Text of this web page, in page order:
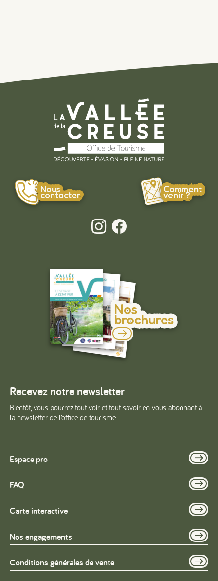
Nous
contacter
Comment
venir ?
Nos
brochures
Recevez notre newsletter
Bientôt, vous pourrez tout voir et tout savoir en vous abonnant à
la newsletter de l’office de tourisme.
Espace pro
FAQ
Carte interactive
Nos engagements
Conditions générales de vente